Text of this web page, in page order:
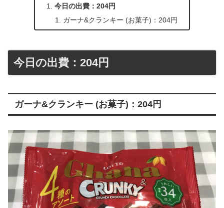
今日の出費：204円
ガーナ&クランキー (お菓子)：204円
今日の出費：204円
ガーナ&クランキー (お菓子)：204円